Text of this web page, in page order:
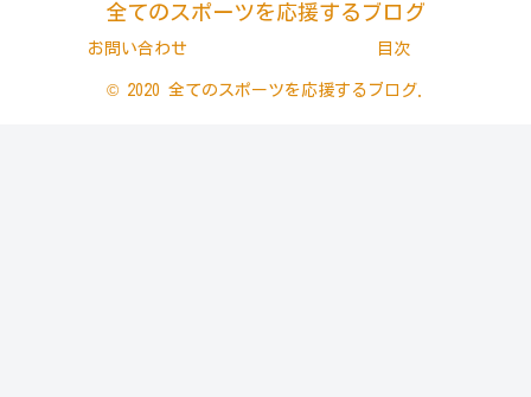
全てのスポーツを応援するブログ
お問い合わせ 目次
© 2020 全てのスポーツを応援するブログ.